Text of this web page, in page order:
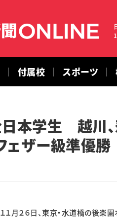
付属校 スポーツ
本学生 越川
ザー級準優勝
月２６日、東京・水道橋の後楽